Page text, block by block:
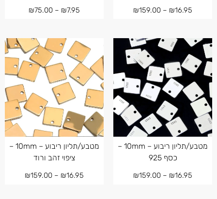
₪16.95
–
₪159.00
₪7.95
–
₪75.00
מטבע/תליון ריבוע – 10mm –
כסף 925
₪16.95
–
₪159.00
מטבע/תליון ריבוע – 10mm –
ציפוי זהב ורוד
₪16.95
–
₪159.00